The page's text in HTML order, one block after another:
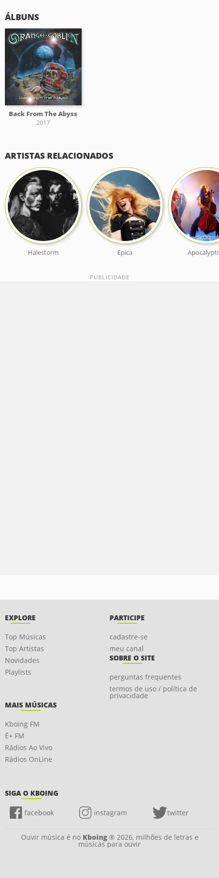
ÁLBUNS
Back From The Abyss
2017
ARTISTAS RELACIONADOS
Halestorm Epica
EXPLORE
Top Músicas
Top Artistas
Novidades
Playlists
PARTICIPE
cadastre-se
meu canal
SOBRE O SITE
perguntas frequentes
termos de uso / política de
privacidade
MAIS MÚSICAS
Kboing FM
É+ FM
Rádios Ao Vivo
Rádios OnLine
SIGA O KBOING
facebook instagram twitter
Ouvir música é no Kboing® 2026, milhões de letras e
músicas para ouvir